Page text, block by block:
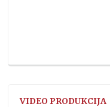
VIDEO PRODUKCIJA